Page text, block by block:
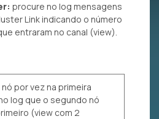
procure no log mensagens
Link indicando o número
entraram no canal (view).
nó por vez na primeira
log que o segundo nó
(view com 2